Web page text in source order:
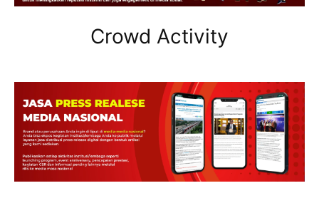
Crowd Activity